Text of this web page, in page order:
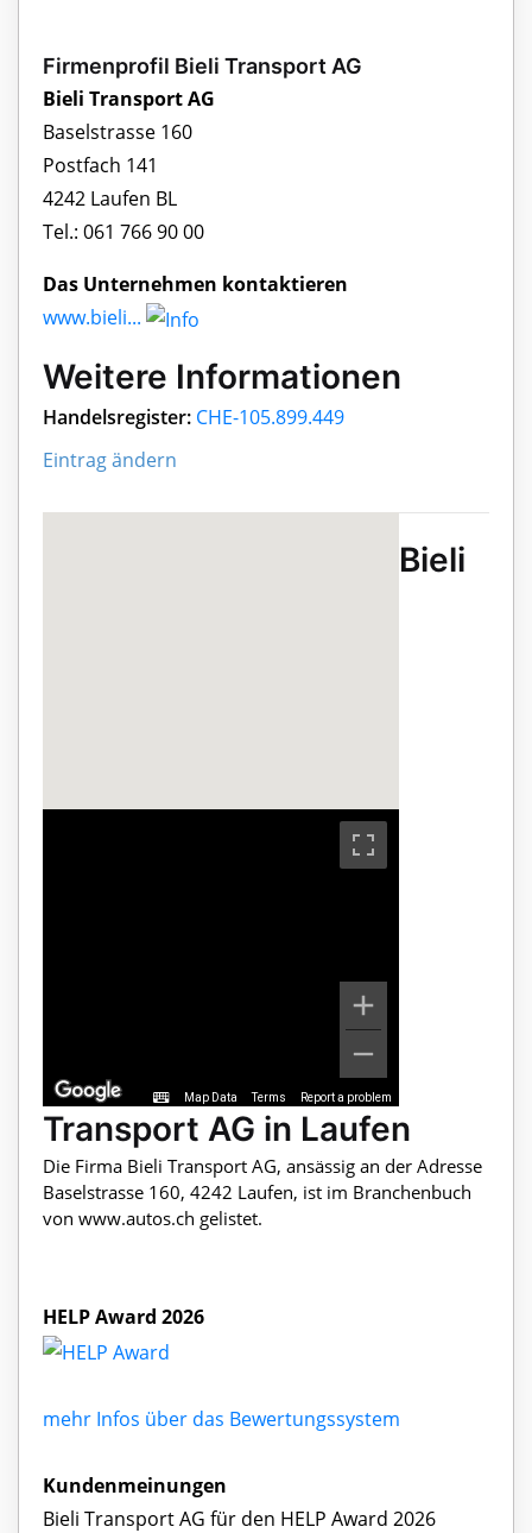
Firmenprofil Bieli Transport AG
Bieli Transport AG
Baselstrasse 160
Postfach 141
4242 Laufen BL
Tel.: 061 766 90 00
Das Unternehmen kontaktieren
www.bieli...
Weitere Informationen
Handelsregister: CHE-105.899.449
Eintrag ändern
Map Data Terms Report a problem
Bieli
Transport AG in Laufen
Die Firma Bieli Transport AG, ansässig an der Adresse
Baselstrasse 160, 4242 Laufen, ist im Branchenbuch
von www.autos.ch gelistet.
HELP Award 2026
mehr Infos über das Bewertungssystem
Kundenmeinungen
Bieli Transport AG für den HELP Award 2026